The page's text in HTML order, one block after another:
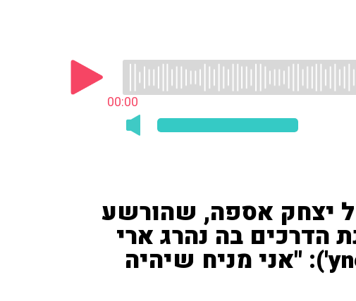
00:00
יצחק אספה, שהורשע
הדרכים בה נהרג ארי
נשר ז"ל • אלי סניור ('ynet'): "אני מניח שיהיה